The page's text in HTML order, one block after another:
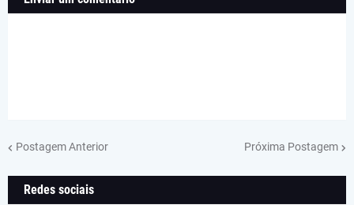
Postagem Anterior Próxima Postagem
Redes sociais